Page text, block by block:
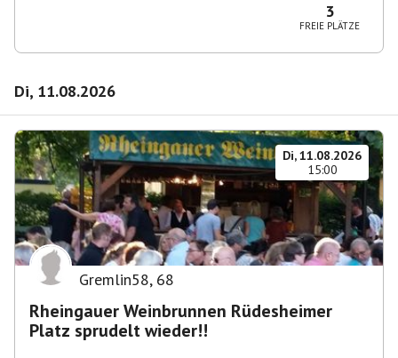
3
FREIE PLÄTZE
Di, 11.08.2026
Di, 11.08.2026
15:00
Gremlin58, 68
Rheingauer Weinbrunnen Rüdesheimer
Platz sprudelt wieder!!